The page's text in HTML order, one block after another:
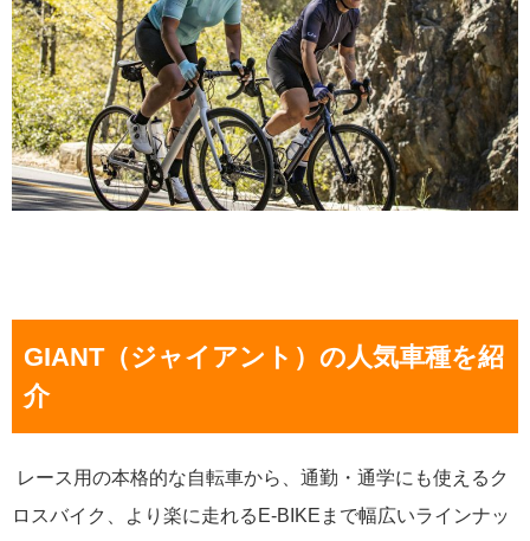
GIANT（ジャイアント）の人気車種を紹
介
レース用の本格的な自転車から、通勤・通学にも使えるク
ロスバイク、より楽に走れるE-BIKEまで幅広いラインナッ